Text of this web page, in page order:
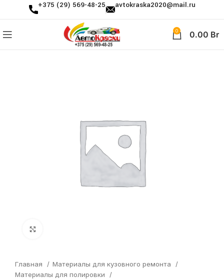
+375 (29) 569-48-25 avtokraska2020@mail.ru
0 0.00 Br
Главная
Материалы для кузовного ремонта
Материалы для полировки